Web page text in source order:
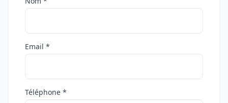
Email *
Téléphone *